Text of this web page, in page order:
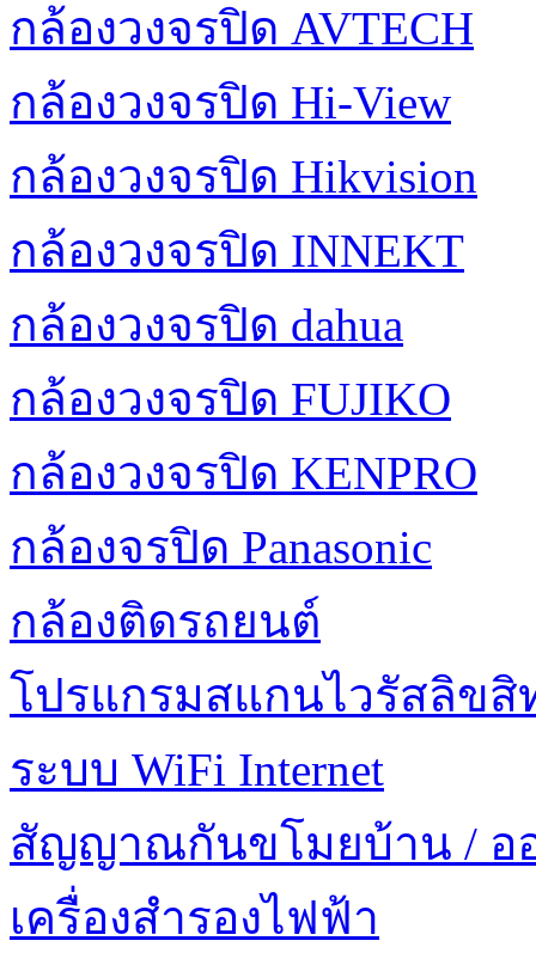
กล้องวงจรปิด AVTECH
กล้องวงจรปิด Hi-View
กล้องวงจรปิด Hikvision
กล้องวงจรปิด INNEKT
กล้องวงจรปิด dahua
กล้องวงจรปิด FUJIKO
กล้องวงจรปิด KENPRO
กล้องจรปิด Panasonic
กล้องติดรถยนต์
โปรแกรมสแกนไวรัสลิข
ระบบ WiFi Internet
สัญญาณกันขโมยบ้าน / อ
เครื่องสำรองไฟฟ้า